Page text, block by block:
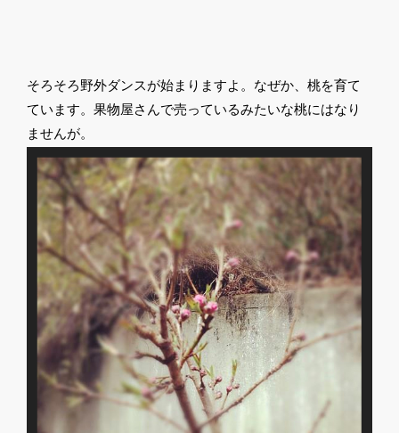
そろそろ野外ダンスが始まりますよ。なぜか、桃を育て
ています。果物屋さんで売っているみたいな桃にはなり
ませんが。